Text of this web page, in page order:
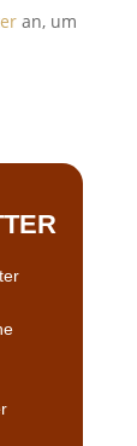
an, um